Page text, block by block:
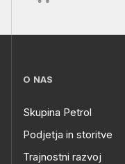
O NAS
Skupina Petrol
Podjetja in storitve
Trajnostni razvoj